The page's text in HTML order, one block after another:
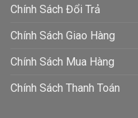
Chính Sách Đổi Trả
Chính Sách Giao Hàng
Chính Sách Mua Hàng
Chính Sách Thanh Toán